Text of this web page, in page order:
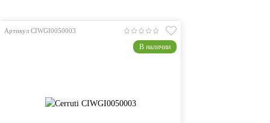
Артикул CIWGI0050003
В наличии